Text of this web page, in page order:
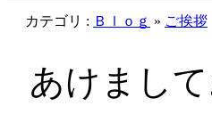
カテゴリ : Ｂｌｏｇ » ご挨拶
あけまし